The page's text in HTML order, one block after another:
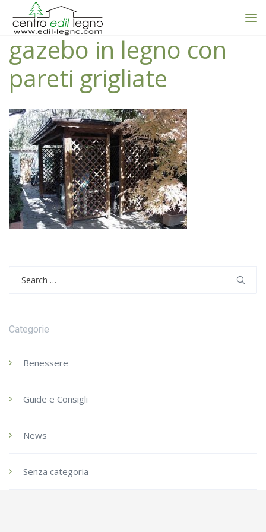
gazebo in legno con
pareti grigliate
Categorie
Benessere
Guide e Consigli
News
Senza categoria